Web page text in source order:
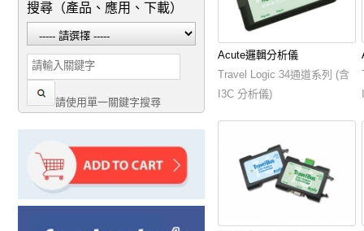
搜尋（產品、應用、下載）
請使用單一關鍵字搜尋
Acute邏輯分析儀
Travel Logic 34通道系列 (含
I3C 分析儀)